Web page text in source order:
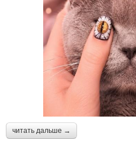
читать дальше →